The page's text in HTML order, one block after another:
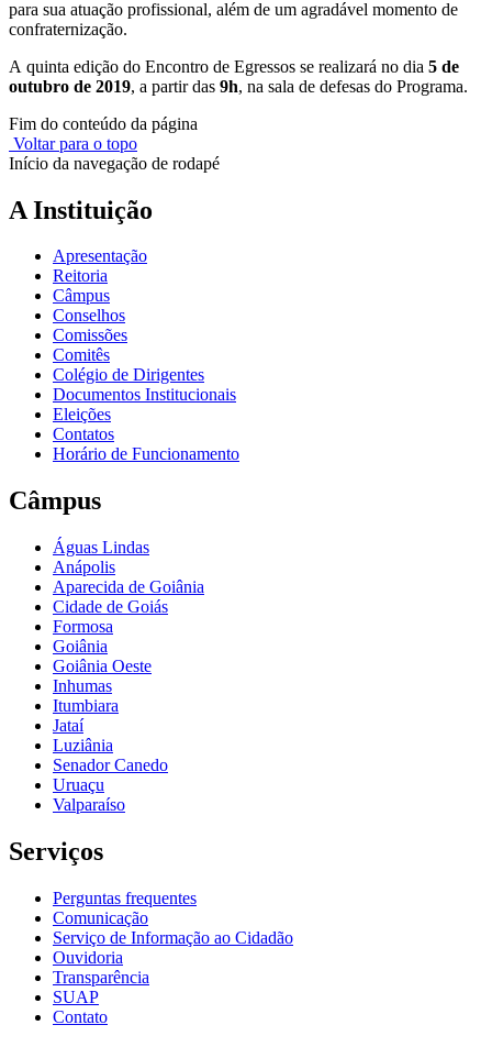
para sua atuação profissional, além de um agradável momento de
confraternização.
A quinta edição do Encontro de Egressos se realizará no dia 5 de
outubro de 2019, a partir das 9h, na sala de defesas do Programa.
Fim do conteúdo da página
Voltar para o topo
Início da navegação de rodapé
A Instituição
Apresentação
Reitoria
Câmpus
Conselhos
Comissões
Comitês
Colégio de Dirigentes
Documentos Institucionais
Eleições
Contatos
Horário de Funcionamento
Câmpus
Águas Lindas
Anápolis
Aparecida de Goiânia
Cidade de Goiás
Formosa
Goiânia
Goiânia Oeste
Inhumas
Itumbiara
Jataí
Luziânia
Senador Canedo
Uruaçu
Valparaíso
Serviços
Perguntas frequentes
Comunicação
Serviço de Informação ao Cidadão
Ouvidoria
Transparência
SUAP
Contato